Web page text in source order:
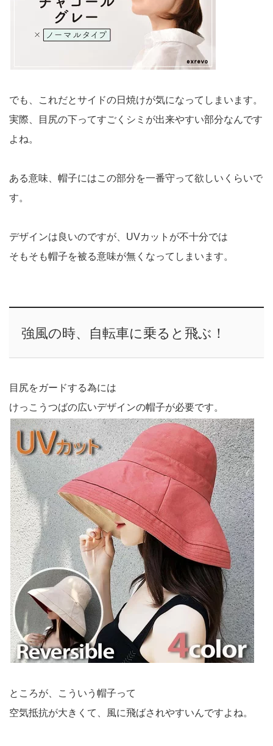
でも、これだとサイドの日焼けが気になってしまいます。
実際、目尻の下ってすごくシミが出来やすい部分なんです
よね。
ある意味、帽子にはこの部分を一番守って欲しいくらいで
す。
デザインは良いのですが、UVカットが不十分では
そもそも帽子を被る意味が無くなってしまいます。
強風の時、自転車に乗ると飛ぶ！
目尻をガードする為には
けっこうつばの広いデザインの帽子が必要です。
ところが、こういう帽子って
空気抵抗が大きくて、風に飛ばされやすいんですよね。